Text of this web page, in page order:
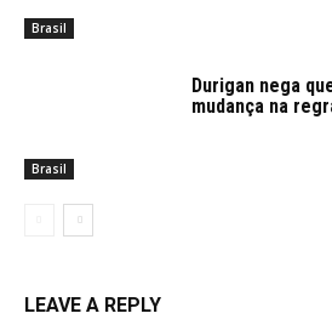
Brasil
Brasil
Durigan nega
mudança na
LEAVE A REPLY